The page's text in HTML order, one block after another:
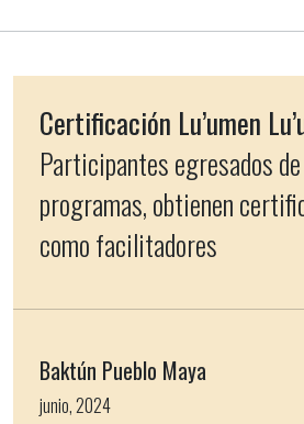
Certificación Lu’umen
Participantes egresados
programas, obtienen
como facilitadores
Baktún Pueblo Maya
junio, 2024